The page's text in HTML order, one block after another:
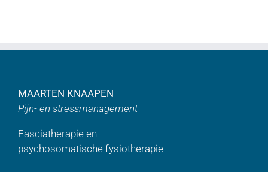
MAARTEN KNAAPEN
Pijn- en stressmanagement
Fasciatherapie en
psychosomatische fysiotherapie